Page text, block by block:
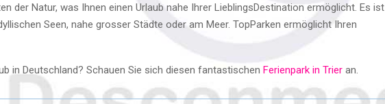
der Natur, was Ihnen einen Urlaub nahe Ihrer LieblingsDestination ermöglicht. Es ist
Seen, nahe grosser Städte oder am Meer. TopParken ermöglicht Ihren
in Deutschland? Schauen Sie sich diesen fantastischen Ferienpark in Trier an.